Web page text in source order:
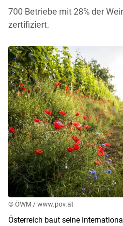
700 Betriebe mit 28% der
zertifiziert.
© ÖWM / www.pov.at
Österreich baut seine